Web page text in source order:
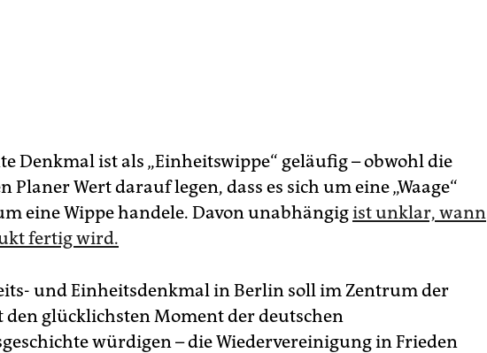
Denkmal ist als „Einheitswippe“ geläufig – obwohl die
Planer Wert darauf legen, dass es sich um eine „Waage“
eine Wippe handele. Davon unabhängigist unklar, wann
fertig wird.
und Einheitsdenkmal in Berlin soll im Zentrum der
glücklichsten Moment der deutschen
würdigen – die Wiedervereinigung in Frieden